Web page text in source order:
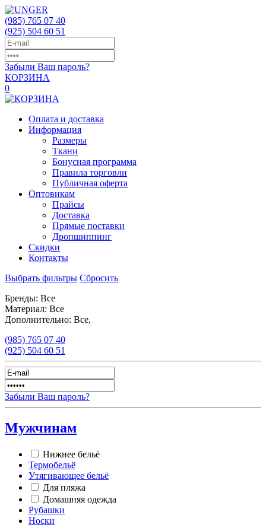
(985) 765 07 40
(925) 504 60 51
Забыли Ваш пароль?
КОРЗИНА
0
Оплата и доставка
Информация
Размеры
Ткани
Бонусная программа
Правила торговли
Публичная оферта
Оптовикам
Прайсы
Доставка
Прямые поставки
Дропшиппинг
Скидки
Контакты
Выбрать фильтры Сбросить
Бренды: Все
Материал: Все
Дополнительно: Все,
(985) 765 07 40
(925) 504 60 51
Забыли Ваш пароль?
Мужчинам
Нижнее бельё
Термобельё
Утягивающее бельё
Для пляжа
Домашняя одежда
Рубашки
Носки